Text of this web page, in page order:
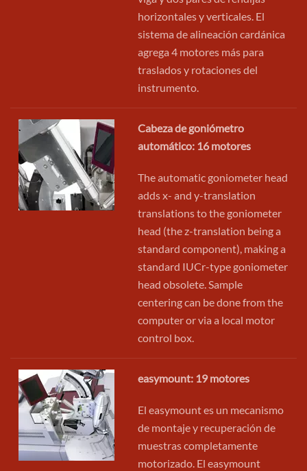
horizontales y verticales. El
sistema de alineación cardánica
agrega 4 motores más para
traslados y rotaciones del
instrumento.
Cabeza de goniómetro
automático: 16 motores
The automatic goniometer head
adds x- and y-translation
translations to the goniometer
head (the z-translation being a
standard component), making a
standard IUCr-type goniometer
head obsolete. Sample
centering can be done from the
computer or via a local motor
control box.
easymount: 19 motores
El easymount es un mecanismo
de montaje y recuperación de
muestras completamente
motorizado. El easymount